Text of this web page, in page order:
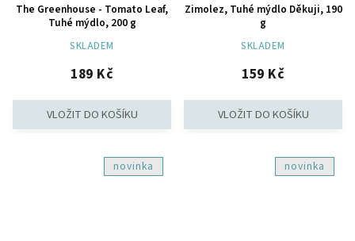
The Greenhouse - Tomato Leaf,
Tuhé mýdlo, 200 g
SKLADEM
189 Kč
Zimolez, Tuhé mýdlo Děkuji, 190
g
SKLADEM
159 Kč
novinka novinka